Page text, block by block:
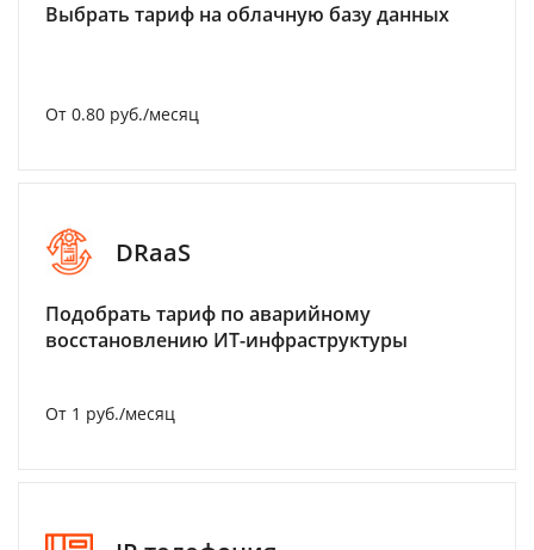
Выбрать тариф на облачную базу данных
От 0.80 руб./месяц
DRaaS
Подобрать тариф по аварийному
восстановлению ИТ-инфраструктуры
От 1 руб./месяц